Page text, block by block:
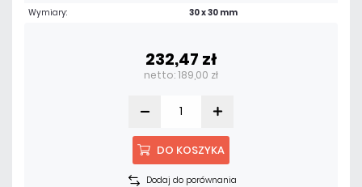
Wymiary:
30 x 30 mm
232,47 zł
netto: 189,00 zł
DO KOSZYKA
Dodaj do porównania